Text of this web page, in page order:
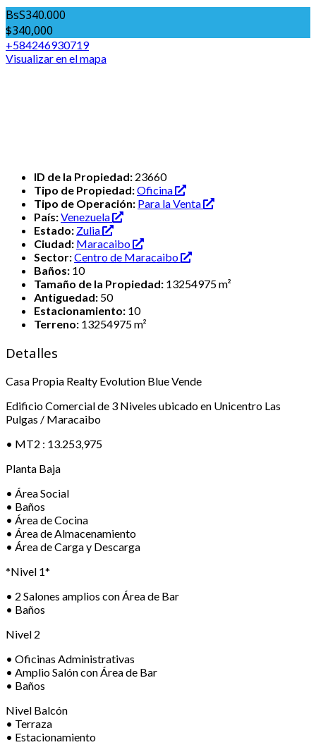
BsS340.000
$340,000
+584246930719
Visualizar en el mapa
ID de la Propiedad: 23660
Tipo de Propiedad:Oficina
Tipo de Operación: Para la Venta
País:Venezuela
Estado: Zulia
Ciudad: Maracaibo
Sector:Centro de Maracaibo
Baños: 10
Tamaño de la Propiedad: 13254975 m²
Antiguedad: 50
Estacionamiento: 10
Terreno: 13254975 m²
Detalles
Casa Propia Realty Evolution Blue Vende
Edificio Comercial de 3 Niveles ubicado en Unicentro Las
Pulgas / Maracaibo
• MT2 : 13.253,975
Planta Baja
• Área Social
• ⁠Baños
• ⁠Área de Cocina
• ⁠Área de Almacenamiento
• ⁠Área de Carga y Descarga
*Nivel 1*
• 2 Salones amplios con Área de Bar
• ⁠Baños
Nivel 2
• Oficinas Administrativas
• ⁠Amplio Salón con Área de Bar
• ⁠Baños
Nivel Balcón
• Terraza
• ⁠Estacionamiento